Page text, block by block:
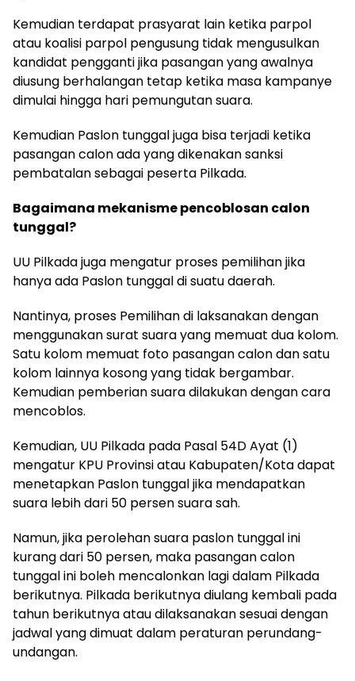
Kemudian terdapat prasyarat lain ketika parpol
atau koalisi parpol pengusung tidak mengusulkan
kandidat pengganti jika pasangan yang awalnya
diusung berhalangan tetap ketika masa kampanye
dimulai hingga hari pemungutan suara.
Kemudian Paslon tunggal juga bisa terjadi ketika
pasangan calon ada yang dikenakan sanksi
pembatalan sebagai peserta Pilkada.
Bagaimana mekanisme pencoblosan calon
tunggal?
UU Pilkada juga mengatur proses pemilihan jika
hanya ada Paslon tunggal di suatu daerah.
Nantinya, proses Pemilihan di laksanakan dengan
menggunakan surat suara yang memuat dua kolom.
Satu kolom memuat foto pasangan calon dan satu
kolom lainnya kosong yang tidak bergambar.
Kemudian pemberian suara dilakukan dengan cara
mencoblos.
Kemudian, UU Pilkada pada Pasal 54D Ayat (1)
mengatur KPU Provinsi atau Kabupaten/Kota dapat
menetapkan Paslon tunggal jika mendapatkan
suara lebih dari 50 persen suara sah.
Namun, jika perolehan suara paslon tunggal ini
kurang dari 50 persen, maka pasangan calon
tunggal ini boleh mencalonkan lagi dalam Pilkada
berikutnya. Pilkada berikutnya diulang kembali pada
tahun berikutnya atau dilaksanakan sesuai dengan
jadwal yang dimuat dalam peraturan perundang-
undangan.